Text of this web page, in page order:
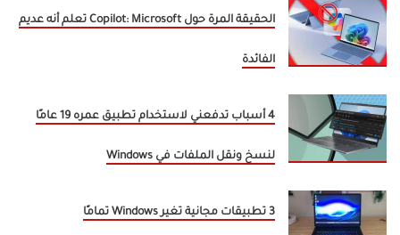
الحقيقة المرة حول Copilot: Microsoft تعلم أنه عديم
الفائدة
4 أسباب تدفعني لاستخدام تطبيق عمره 19 عامًا
لنسخ ونقل الملفات في Windows
3 تطبيقات مجانية تغير Windows تمامًا